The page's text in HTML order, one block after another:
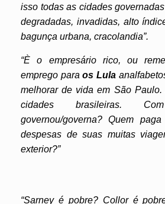
isso todas as cidades
degradadas, invadidas, alto
bagunça urbana, cracolandia”.
“È o empresário rico, ou
emprego paraos Lula
melhorar de vida em São
cidades brasileiras.
governou/governa? Quem
despesas de suas muitas
exterior?”
“Sarney é pobre? Collor é